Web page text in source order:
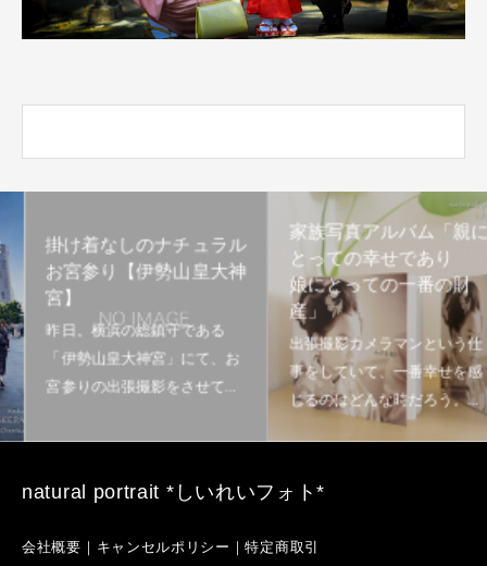
掛け着なしのナチュラル
お宮参り【伊勢山皇大神
宮】
家族写真アルバム「親に
とっての幸せであり
娘にとっての一番の財
産」
natural portrait *しいれいフォト*
会社概要｜キャンセルポリシー｜特定商取引